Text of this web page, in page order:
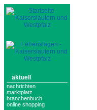
aktuell
nachrichten
marktplatz
branchenbuch
online shopping